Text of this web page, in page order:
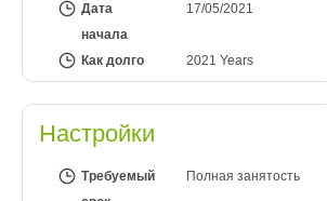
Дата
начала
17/05/2021
Как долго 2021 Years
Настройки
Требуемый
Полная занятость